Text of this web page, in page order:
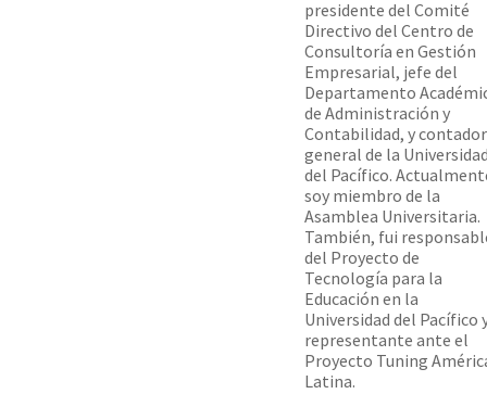
presidente del Comité
Directivo del Centro de
Consultoría en Gestión
Empresarial, jefe del
Departamento
de Administración y
Contabilidad, y contador
general de la
del Pacífico.
soy miembro de la
Asamblea Universitaria.
También, fui
del Proyecto de
Tecnología para la
Educación en la
Universidad del Pacífico
representante ante el
Proyecto Tuning
Latina.